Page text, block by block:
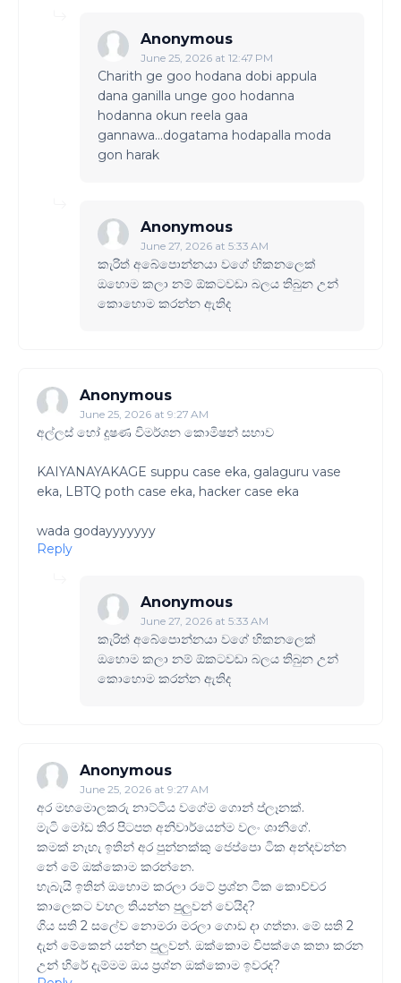
Anonymous
June 25, 2026 at 12:47 PM
Charith ge goo hodana dobi appula
dana ganilla unge goo hodanna
hodanna okun reela gaa
gannawa...dogatama hodapalla moda
gon harak
Anonymous
June 27, 2026 at 5:33 AM
කැරිත් අබේපොන්නයා වගේ හිකනලෙක්
ඔහොම කලා නම් ඕකටවඩා බලය තිබුන උන්
කොහොම කරන්න ඇතිද
Anonymous
June 25, 2026 at 9:27 AM
අල්ලස් හෝ දූෂණ විමර්ශන කොමිෂන් සභාව
KAIYANAYAKAGE suppu case eka, galaguru vase
eka, LBTQ poth case eka, hacker case eka
wada godayyyyyyy
Reply
Anonymous
June 27, 2026 at 5:33 AM
කැරිත් අබේපොන්නයා වගේ හිකනලෙක්
ඔහොම කලා නම් ඕකටවඩා බලය තිබුන උන්
කොහොම කරන්න ඇතිද
Anonymous
June 25, 2026 at 9:27 AM
අර මහමොලකරු නාට්ටිය වගේම ගොන් ප්ලෑනක්.
මැටි මෝඩ තිර පිටපත අනිවාර්යෙන්ම වලං ශානිගේ.
කමක් නැහැ ඉතින් අර පුන්නක්කු ජෙප්පො ටික අන්දවන්න
නේ මේ ඔක්කොම කරන්නෙ.
හැබැයි ඉතින් ඔහොම කරලා රටේ ප්‍රශ්න ටික කොච්චර
කාලෙකට වහල තියන්න පුලුවන් වෙයිද?
ගිය සති 2 සලේව නොමරා මරලා ගොඩ දා ගත්තා. මේ සති 2
දැන් මේකෙන් යන්න පුලුවන්. ඔක්කොම විපක්ශෙ කතා කරන
උන් හිරේ දැම්මම ඔය ප්‍රශ්න ඔක්කොම ඉවරද?